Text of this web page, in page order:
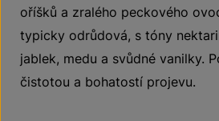
oříšků a zralého peckového
typicky odrůdová, s tóny
jablek, medu a svůdné vanilky.
čistotou a bohatostí projevu.